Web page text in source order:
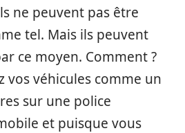
ne peuvent pas être
tel. Mais ils peuvent
ce moyen. Comment ?
vos véhicules comme un
sur une police
et puisque vous